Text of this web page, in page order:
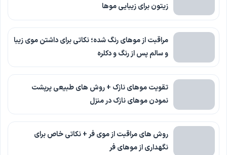
زیتون برای زیبایی موها
مراقبت از موهای رنگ شده؛ نکاتی برای داشتن موی زیبا
و سالم پس از رنگ و دکلره
تقویت موهای نازک + روش های طبیعی پرپشت
نمودن موهای نازک در منزل
روش های مراقبت از موی فر + نکاتی خاص برای
نگهداری از موهای فر